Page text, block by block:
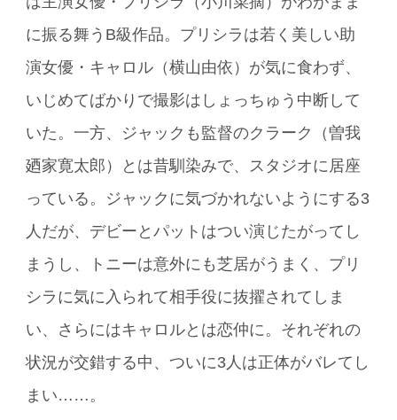
に振る舞うB級作品。プリシラは若く美しい助
演女優・キャロル（横山由依）が気に食わず、
いじめてばかりで撮影はしょっちゅう中断して
いた。一方、ジャックも監督のクラーク（曽我
廼家寛太郎）とは昔馴染みで、スタジオに居座
っている。ジャックに気づかれないようにする3
人だが、デビーとパットはつい演じたがってし
まうし、トニーは意外にも芝居がうまく、プリ
シラに気に入られて相手役に抜擢されてしま
い、さらにはキャロルとは恋仲に。それぞれの
状況が交錯する中、ついに3人は正体がバレてし
まい……。